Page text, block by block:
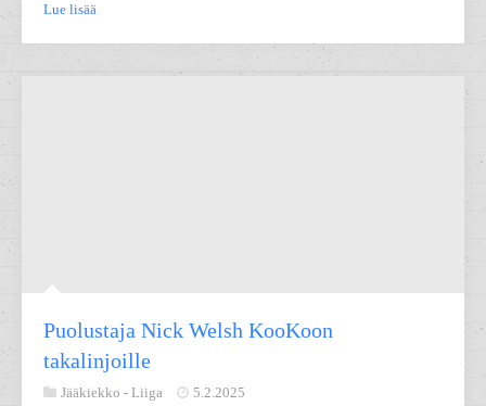
Lue lisää
Puolustaja Nick Welsh KooKoon
takalinjoille
Jääkiekko - Liiga 5.2.2025